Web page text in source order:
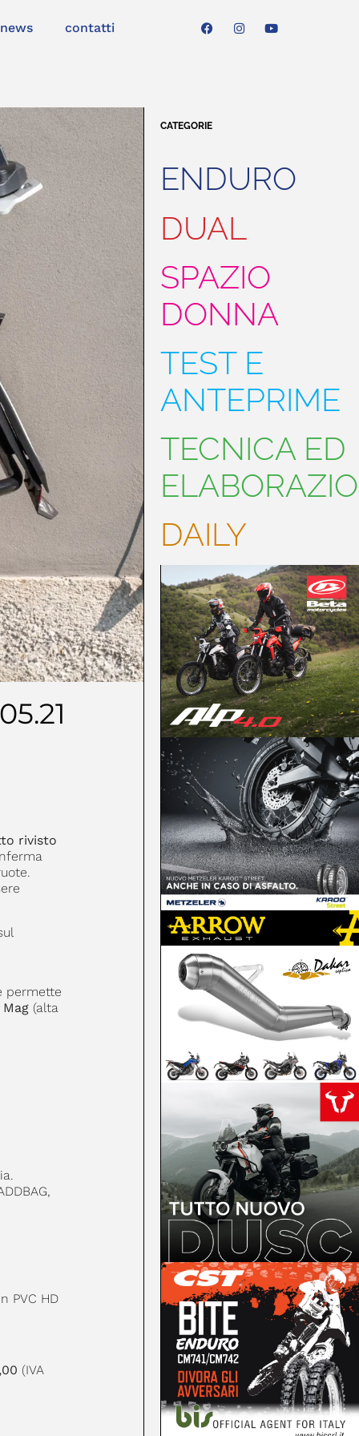
news contatti
rivisto
permette
(alta
PVC HD
(IVA
CATEGORIE
ENDURO
DUAL
SPAZIO
DONNA
TEST E
ANTEPRIME
TECNICA ED
DAILY